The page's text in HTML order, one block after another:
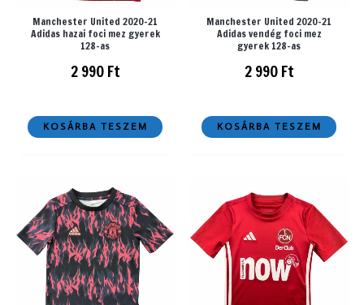
Manchester United 2020-21
Adidas hazai foci mez gyerek
128-as
2 990Ft
KOSÁRBA TESZEM
Manchester United 2020-21
Adidas vendég foci mez
gyerek 128-as
2 990Ft
KOSÁRBA TESZEM